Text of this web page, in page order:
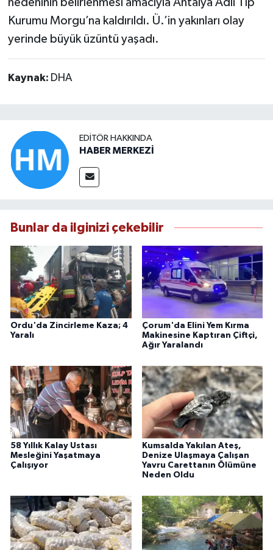
Kurumu Morgu’na kaldırıldı. Ü.’in yakınları olay
yerinde büyük üzüntü yaşadı.
Kaynak: DHA
EDITÖR HAKKINDA
HABER MERKEZİ
Bunlar da ilginizi çekebilir
Ordu'da Zincirleme Kaza; 4
Yaralı
Çorum'da Elini Yem Kırma
Makinesine Kaptıran Çiftçi,
Ağır Yaralandı
58 Yıllık Kalay Ustası
Mesleğini Yaşatmaya
Çalışıyor
Kumsalda Yakılan Ateş,
Denize Ulaşmaya Çalışan
Yavru Carettanın Ölümüne
Neden Oldu